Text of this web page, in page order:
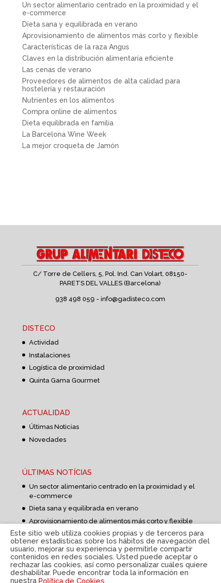
Un sector alimentario centrado en la proximidad y el
e-commerce
Dieta sana y equilibrada en verano
Aprovisionamiento de alimentos más corto y flexible
Características de la raza Angus
Claves en la distribución alimentaria eficiente
Las cenas de verano
Proveedores de alimentos de alta calidad para
hostelería y restauración
Nutrientes en los alimentos
Compra online de alimentos
Dieta equilibrada en familia
La Barcelona Wine Week
La mejor croqueta de Jamón
C/ Torre de Cellers, 5, Pol. Ind. Can Volart,08150-
PARETS DEL VALLES (Barcelona)
938 498 059 -info@gadisteco.com
DISTECO
Actividad
Instalaciones
Logística de proximidad
Quinta Gama Gourmet
ACTUALIDAD
Últimas Noticias
Novedades
ÚLTIMAS NOTÍCIAS
Un sector alimentario centrado en la proximidad y el
e-commerce
Dieta sana y equilibrada en verano
Aprovisionamiento de alimentos más corto y flexible
Política de privacidad|
Este sitio web utiliza cookies propias y de terceros para
obtener estadísticas sobre los hábitos de navegación del
usuario, mejorar su experiencia y permitirle compartir
contenidos en redes sociales. Usted puede aceptar o
rechazar las cookies, así como personalizar cuáles quiere
deshabilitar. Puede encontrar toda la información en
nuestra Política de Cookies.